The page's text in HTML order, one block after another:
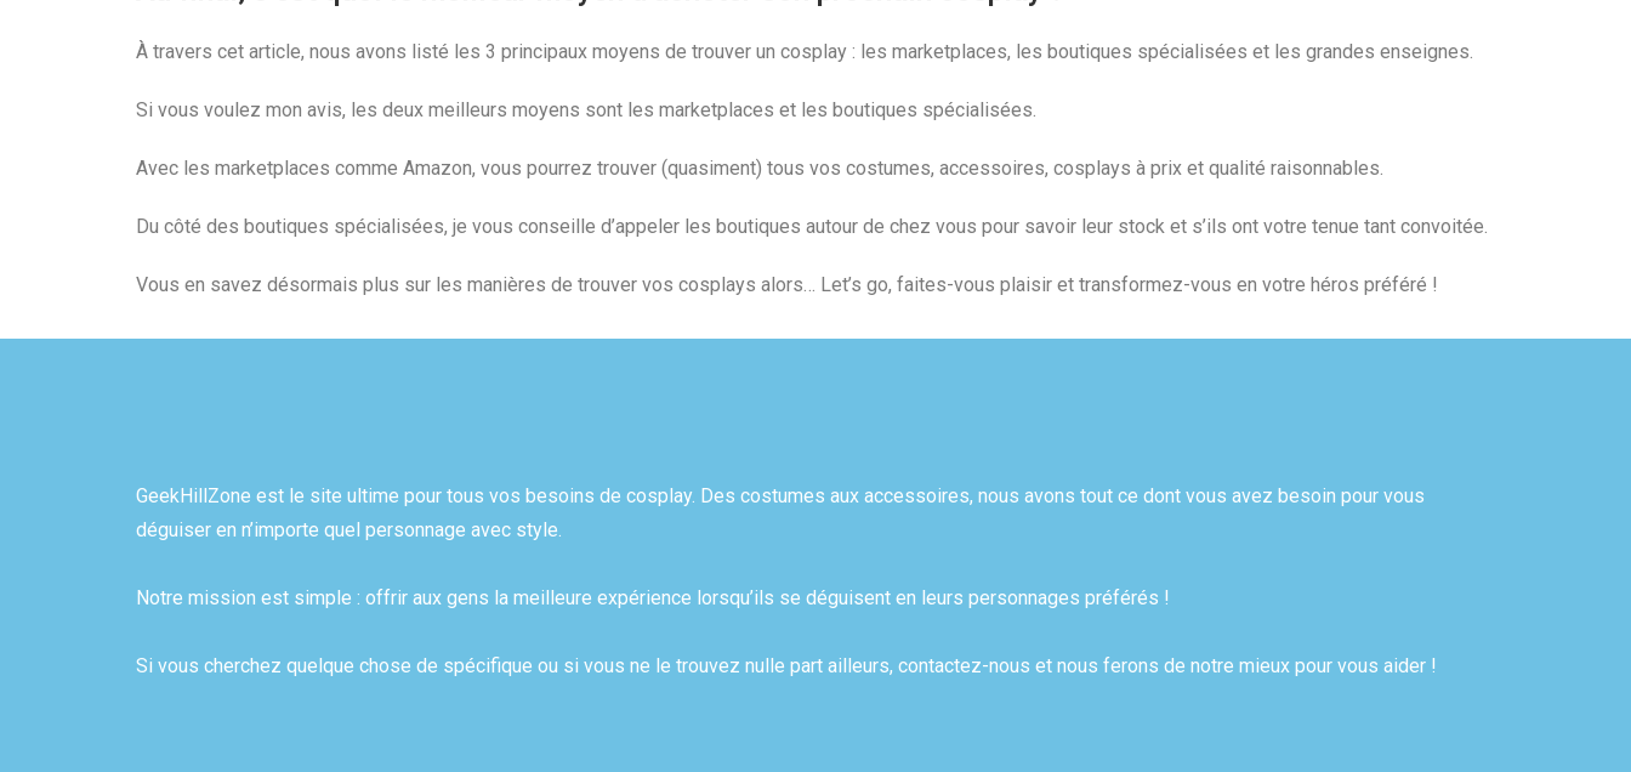
À travers cet article, nous avons listé les 3 principaux moyens de trouver un cosplay : les marketplaces, les boutiques spécialisées et les grandes enseignes.
Si vous voulez mon avis, les deux meilleurs moyens sont les marketplaces et les boutiques spécialisées.
Avec les marketplaces comme Amazon, vous pourrez trouver (quasiment) tous vos costumes, accessoires, cosplays à prix et qualité raisonnables.
Du côté des boutiques spécialisées, je vous conseille d’appeler les boutiques autour de chez vous pour savoir leur stock et s’ils ont votre tenue tant convoitée.
Vous en savez désormais plus sur les manières de trouver vos cosplays alors… Let’s go, faites-vous plaisir et transformez-vous en votre héros préféré !
GeekHillZone est le site ultime pour tous vos besoins de cosplay. Des costumes aux accessoires, nous avons tout ce dont vous avez besoin pour vous
déguiser en n’importe quel personnage avec style.
Notre mission est simple : offrir aux gens la meilleure expérience lorsqu’ils se déguisent en leurs personnages préférés !
Si vous cherchez quelque chose de spécifique ou si vous ne le trouvez nulle part ailleurs, contactez-nous et nous ferons de notre mieux pour vous aider !